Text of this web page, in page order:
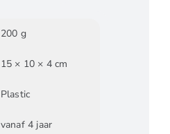
200 g
15 × 10 × 4 cm
Plastic
vanaf 4 jaar